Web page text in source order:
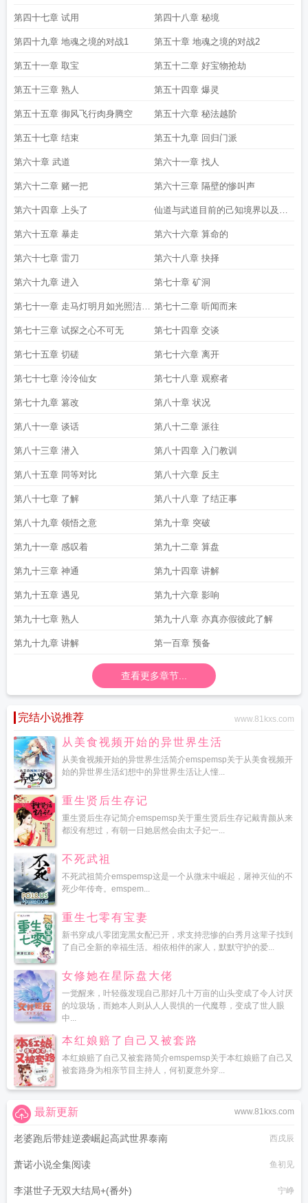
为清风
第四十七章 试用 第四十八章 秘境
第四十九章 地魂之境的对战1 第五十章 地魂之境的对战2
第五十一章 取宝 第五十二章 好宝物抢劫
第五十三章 熟人 第五十四章 爆灵
第五十五章 御风飞行肉身腾空 第五十六章 秘法越阶
第五十七章 结束 第五十九章 回归门派
第六十章 武道 第六十一章 找人
第六十二章 赌一把 第六十三章 隔壁的惨叫声
第六十四章 上头了 仙道与武道目前的己知境界以及法
术武技讲解
第六十五章 暴走 第六十六章 算命的
第六十七章 雷刀 第六十八章 抉择
第六十九章 进入 第七十章 矿洞
第七十一章 走马灯明月如光照洁白
如颖此名为明月之剑
第七十二章 听闻而来
第七十三章 试探之心不可无 第七十四章 交谈
第七十五章 切磋 第七十六章 离开
第七十七章 泠泠仙女 第七十八章 观察者
第七十九章 篡改 第八十章 状况
第八十一章 谈话 第八十二章 派往
第八十三章 潜入 第八十四章 入门教训
第八十五章 同等对比 第八十六章 反主
第八十七章 了解 第八十八章 了结正事
第八十九章 领悟之意 第九十章 突破
第九十一章 感叹着 第九十二章 算盘
第九十三章 神通 第九十四章 讲解
第九十五章 遇见 第九十六章 影响
第九十七章 熟人 第九十八章 亦真亦假彼此了解
第九十九章 讲解 第一百章 预备
查看更多章节...
完结小说推荐 www.81kxs.com
从美食视频开始的异世界生活
从美食视频开始的异世界生活简介emspemsp关于从美食视频开
始的异世界生活幻想中的异世界生活让人憧...
重生贤后生存记
重生贤后生存记简介emspemsp关于重生贤后生存记戴青颜从来
都没有想过，有朝一日她居然会由太子妃一...
不死武祖
不死武祖简介emspemsp这是一个从微末中崛起，屠神灭仙的不
死少年传奇。emspem...
重生七零有宝妻
新书穿成八零团宠黑女配已开，求支持悲惨的白秀月这辈子找到
了自己全新的幸福生活。相依相伴的家人，默默守护的爱...
女修她在星际盘大佬
一觉醒来，叶轻薇发现自己那好几十万亩的山头变成了令人讨厌
的垃圾场，而她本人则从人人畏惧的一代魔尊，变成了世人眼
中...
本红娘赔了自己又被套路
本红娘赔了自己又被套路简介emspemsp关于本红娘赔了自己又
被套路身为相亲节目主持人，何初夏意外穿...
www.81kxs.com
最新更新
老婆跑后带娃逆袭崛起高武世界泰南 西戌辰
萧诺小说全集阅读 鱼初见
李湛世子无双大结局+(番外) 宁峥